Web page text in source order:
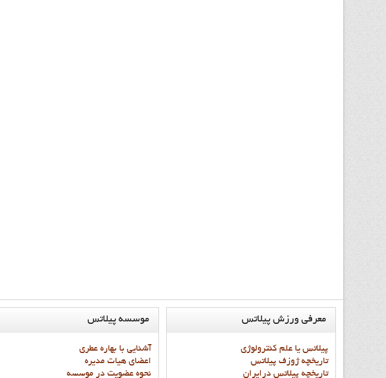
موسسه پيلاتس
آشنايي با بهاره عطري
اعضاي هيات مديره
نحوه عضويت در موسسه
معرفي ورزش پيلاتس
پيلاتس يا علم کنترولوژي
تاريخچه ژوزف پيلاتس
تاريخچه پيلاتس درايران